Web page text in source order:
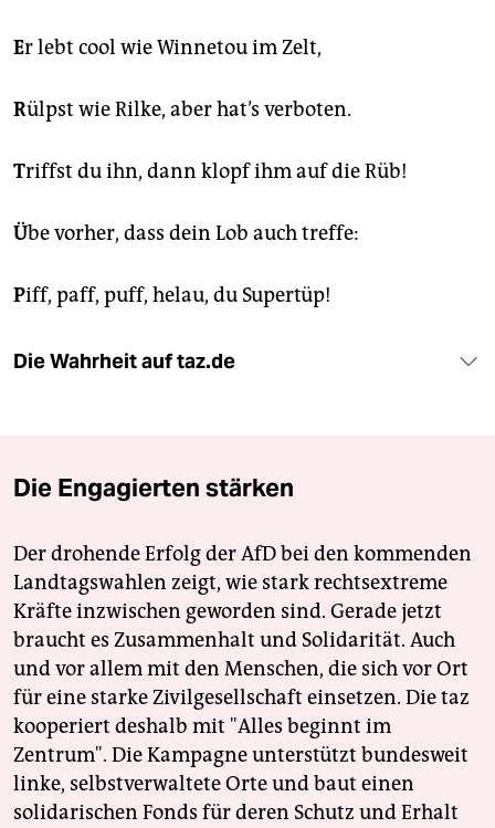
Er lebt cool wie Winnetou im Zelt,
Rülpst wie Rilke, aber hat’s verboten.
Triffst du ihn, dann klopf ihm auf die Rüb!
Übe vorher, dass dein Lob auch treffe:
Piff, paff, puff, helau, du Supertüp!
Die Wahrheit auf taz.de
Die Engagierten stärken
Der drohende Erfolg der AfD bei den kommenden
Landtagswahlen zeigt, wie stark rechtsextreme
Kräfte inzwischen geworden sind. Gerade jetzt
braucht es Zusammenhalt und Solidarität. Auch
und vor allem mit den Menschen, die sich vor Ort
für eine starke Zivilgesellschaft einsetzen. Die taz
kooperiert deshalb mit "Alles beginnt im
Zentrum". Die Kampagne unterstützt bundesweit
linke, selbstverwaltete Orte und baut einen
solidarischen Fonds für deren Schutz und Erhalt